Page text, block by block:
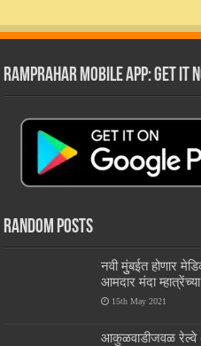
RamPrahar Mobile App: Get it
Random Posts
नवी मुुंबईत होणार
आमदार मंदा
15th May 2021
आकुळवाडीजवळ रेल्वे